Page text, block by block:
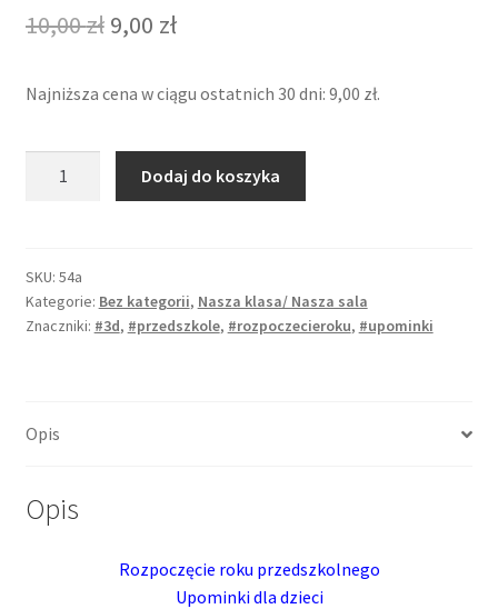
10,00zł Pierwotna
wynosiła:
10,00 zł.
9,00 złAktualna
wynosi:
9,00 zł.
Najniższa cena w ciągu ostatnich 30 dni: 9,00 zł.
Rozpoczęcie
roku
Dodaj do koszyka
SKU: 54a
Kategorie: Bez kategorii, Nasza klasa/ Nasza sala
Znaczniki: #3d, #przedszkole, #rozpoczecieroku, #upominki
Opis
Opis
Rozpoczęcie roku przedszkolnego
Upominki dla dzieci